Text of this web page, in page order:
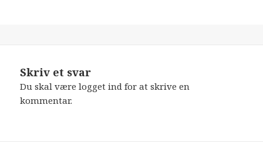
Skriv et svar
Du skal værelogget ind for at skrive en
kommentar.